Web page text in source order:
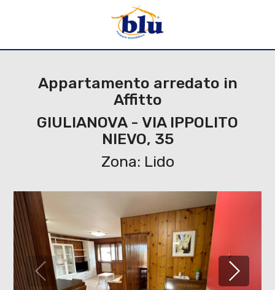
Appartamento arredato in
Affitto
GIULIANOVA - VIA IPPOLITO
NIEVO, 35
Zona: Lido